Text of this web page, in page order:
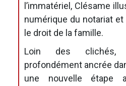
l’immatériel, Clésame
numérique du notariat
le droit de la famille.
Loin des clichés,
profondément ancrée
une nouvelle étape